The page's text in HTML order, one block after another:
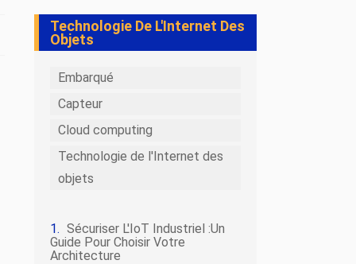
Technologie De L'Internet Des
Objets
Embarqué
Capteur
Cloud computing
Technologie de l'Internet des
objets
Sécuriser L'IoT Industriel :un
Guide Pour Choisir Votre
Architecture